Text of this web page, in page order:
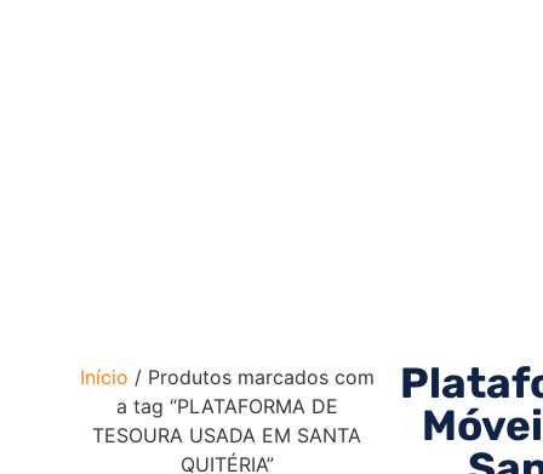
Início / Produtos marcados com
a tag “PLATAFORMA DE
TESOURA USADA EM SANTA
QUITÉRIA”